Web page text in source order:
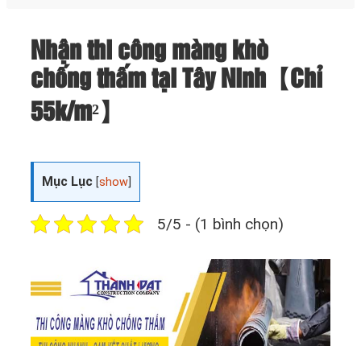
Nhận thi công màng khò
chống thấm tại Tây Ninh【Chỉ
55k/m²】
Mục Lục [show
5/5 - (1 bình chọn)